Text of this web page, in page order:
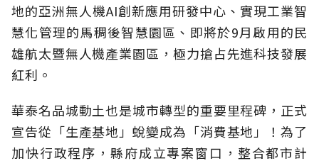
地的亞洲無人機AI創新應用研發中心、實現工業智
慧化管理的馬稠後智慧園區、即將於9月啟用的民
雄航太暨無人機產業園區，極力搶占先進科技發展
紅利。
華泰名品城動土也是城市轉型的重要里程碑，正式
宣告從「生產基地」蛻變成為「消費基地」！為了
加快行政程序，縣府成立專案窗口，整合都市計